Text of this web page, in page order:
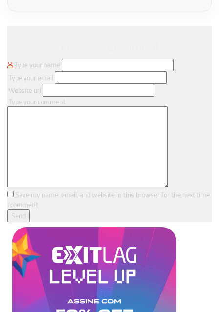
Type your name
Type your email
Website url
Type your comment
Save my name, email, and website in this browser for the next time
I comment.